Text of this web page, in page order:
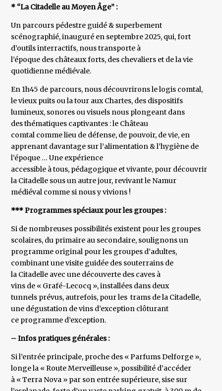
* “La Citadelle au Moyen Âge” :
Un parcours pédestre guidé & superbement
scénographié, inauguré en septembre 2025, qui, fort
d’outils interractifs, nous transporte à
l’époque des châteaux forts, des chevaliers et de la vie
quotidienne médiévale.
En 1h45 de parcours, nous découvrirons le logis comtal,
le vieux puits ou la tour aux Chartes, des dispositifs
lumineux, sonores ou visuels nous plongeant dans
des thématiques captivantes : le Château
comtal comme lieu de défense, de pouvoir, de vie, en
apprenant davantage sur l’alimentation & l’hygiène de
l’époque … Une expérience
accessible à tous, pédagogique et vivante, pour découvrir
la Citadelle sous un autre jour, revivant le Namur
médiéval comme si nous y vivions !
*** Programmes spéciaux pour les groupes :
Si de nombreuses possibilités existent pour les groupes
scolaires, du primaire au secondaire, soulignons un
programme original pour les groupes d’adultes,
combinant une visite guidée des souterrains de
la Citadelle avec une découverte des caves à
vins de « Grafé-Lecocq », installées dans deux
tunnels prévus, autrefois, pour les trams de la Citadelle,
une dégustation de vins d’exception clôturant
ce programme d’exception.
– Infos pratiques générales :
Si l’entrée principale, proche des « Parfums Delforge »,
longe la « Route Merveilleuse », possibilité d’accéder
à « Terra Nova » par son entrée supérieure, sise sur